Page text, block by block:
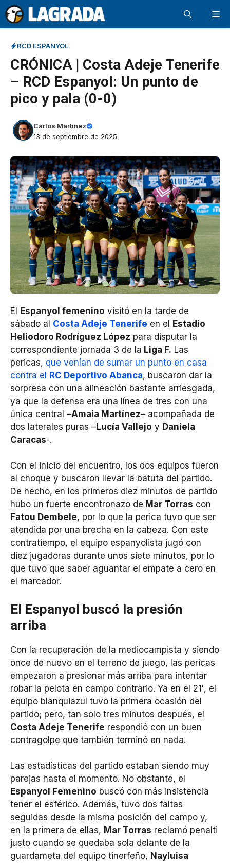
Saltar
al
contenido
RCD ESPANYOL
CRÓNICA | Costa Adeje Tenerife
– RCD Espanyol: Un punto de
pico y pala (0-0)
Carlos Martínez
13 de septiembre de 2025
El Espanyol femenino visitó en la tarde de
sábado al Costa Adeje Tenerife en el Estadio
Heliodoro Rodríguez López para disputar la
correspondiente jornada 3 de la Liga F. Las
pericas, que venían de sumar un punto en casa
contra el RC Deportivo Abanca, buscaron dar la
sorpresa con una alineación bastante arriesgada,
ya que la defensa era una línea de tres con una
única central –Amaia Martínez– acompañada de
dos laterales puras –Lucía Vallejo y Daniela
Caracas-.
Con el inicio del encuentro, los dos equipos fueron
al choque y buscaron llevar la batuta del partido.
De hecho, en los primeros diez minutos de partido
hubo un fuerte encontronazo de Mar Torras con
Fatou Dembele, por lo que la perica tuvo que ser
atendida por una brecha en la cabeza. Con este
contratiempo, el equipo espanyolista jugó con
diez jugadoras durante unos siete minutos, por lo
que tuvo que saber aguantar el empate a cero en
el marcador.
El Espanyol buscó la presión
arriba
Con la recuperación de la mediocampista y siendo
once de nuevo en el terreno de juego, las pericas
empezaron a presionar más arriba para intentar
robar la pelota en campo contrario. Ya en el 21′, el
equipo blanquiazul tuvo la primera ocasión del
partido; pero, tan solo tres minutos después, el
Costa Adeje Tenerife respondió con un buen
contragolpe que también terminó en nada.
Las estadísticas del partido estaban siendo muy
parejas hasta el momento. No obstante, el
Espanyol Femenino buscó con más insistencia
tener el esférico. Además, tuvo dos faltas
seguidas desde la misma posición del campo y,
en la primera de ellas, Mar Torras reclamó penalti
justo cuando se quedaba sola delante de la
guardameta del equipo tinerfeño, Nayluisa